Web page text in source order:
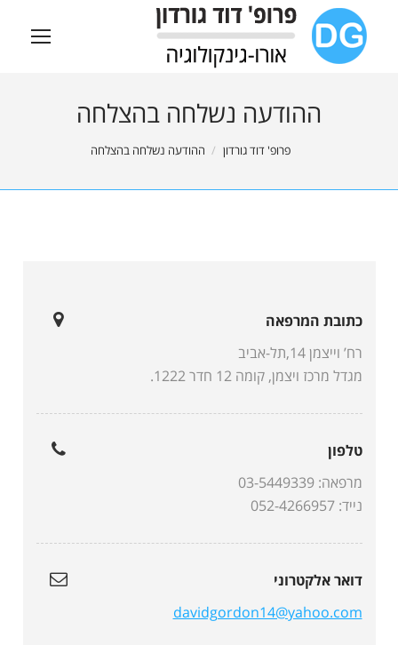
ההודעה נשלחה בהצלחה
You are here:פרופ' דוד גורדון ההודעה נשלחה בהצלחה
כתובת המרפאה
רח’ וייצמן 14,תל-אביב
מגדל מרכז ויצמן, קומה 12 חדר 1222.
טלפון
מרפאה: 03-5449339
נייד: 052-4266957
דואר אלקטרוני
davidgordon14@yahoo.com